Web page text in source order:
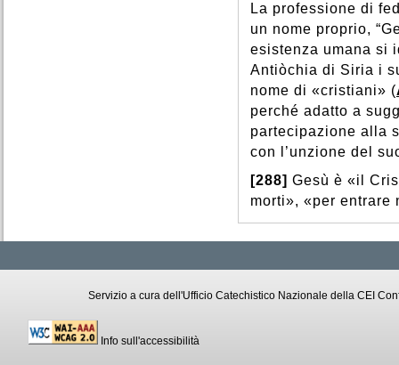
La professione di
un nome proprio,
esistenza umana si
Antiòchia di Siria i
nome di «cristiani» (
perché adatto a
partecipazione alla
con l’unzione del
[288] Gesù è «il
morti», «per entrare
Servizio a cura dell'Ufficio Catechistico Nazionale della CEI
Info sull'accessibilità